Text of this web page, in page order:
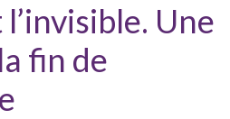
Une
fin de